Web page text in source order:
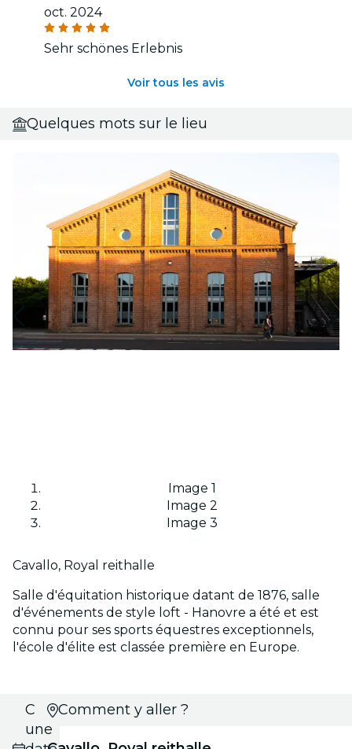
oct. 2024
Sehr schönes Erlebnis
Voir tous les avis
Quelques mots sur le lieu
Image 1
Image 2
Image 3
Cavallo, Royal reithalle
Salle d'équitation historique datant de 1876, salle
d'événements de style loft - Hanovre a été et est
connu pour ses sports équestres exceptionnels,
l'école d'élite est classée première en Europe.
Choisis
une
Comment y aller ?